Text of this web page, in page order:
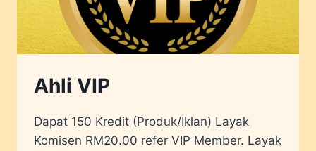
Ahli VIP
Dapat 150 Kredit (Produk/Iklan) Layak
Komisen RM20.00 refer VIP Member. Layak